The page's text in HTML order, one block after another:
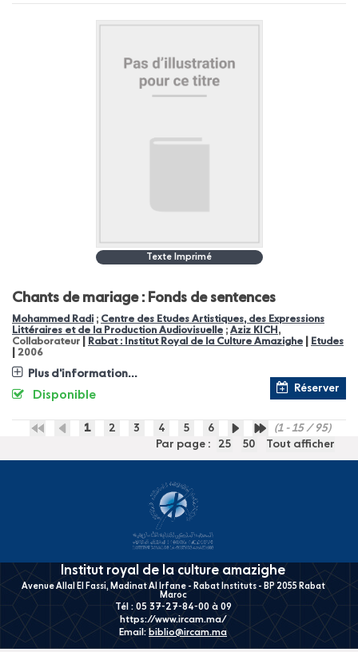
Texte Imprimé
Chants de mariage : Fonds de sentences
Mohammed Radi ; Centre des Etudes Artistiques, des Expressions
Littéraires et de la Production Audiovisuelle ; Aziz KICH ,
Collaborateur
Rabat : Institut Royal de la Culture Amazighe Etudes
2006
Plus d'information...
Réserver
Disponible
1 2 3 4 5 6
(1 - 15 / 95)
Par page :
25 50 Tout afficher
Institut royal de la culture amazighe
Avenue Allal El Fassi, Madinat Al Irfane - Rabat Instituts - BP 2055 Rabat
Maroc
Tél : 05 37-27-84-00 à 09
https://www.ircam.ma/
Email: biblio@ircam.ma